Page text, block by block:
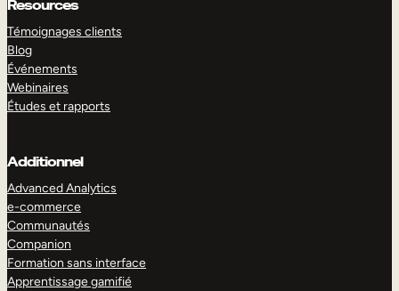
Resources
Témoignages clients
Blog
Événements
Webinaires
Études et rapports
Additionnel
Advanced Analytics
e-commerce
Communautés
Companion
Formation sans interface
Apprentissage gamifié